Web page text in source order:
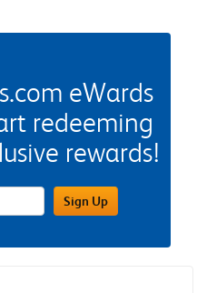
eWards
redeeming
rewards!
Address FieldSign Up